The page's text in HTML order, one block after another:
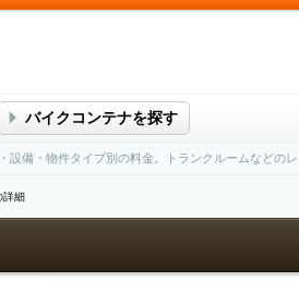
バイクコンテナを探す
備・物件タイプ別の料金。トランクルームなどの
詳細